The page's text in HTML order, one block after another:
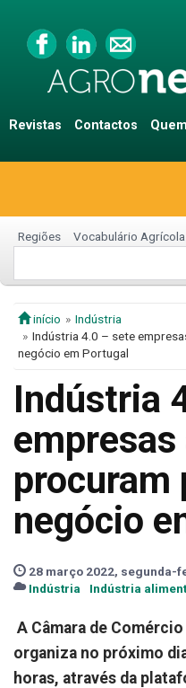
Revistas Contactos
Regiões Vocabulário Agrícola
início
Indústria
Indústria 4.0 – sete
negócio em Portugal
Indústria
procuram
negócio
28 março 2022, segunda-
Indústria
Indústria
A Câmara de
organiza no próximo
horas, através da